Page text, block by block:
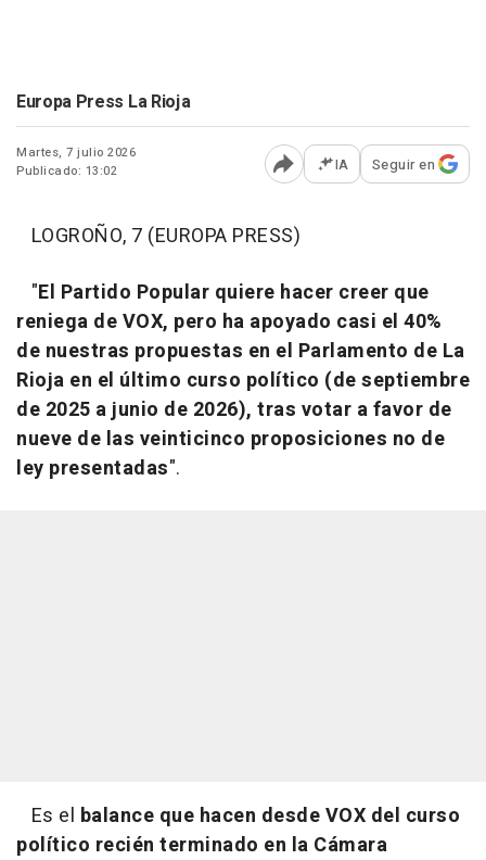
Europa Press La Rioja
Martes, 7 julio 2026
Publicado: 13:02
Abrir opciones para
IA Seguir en
LOGROÑO, 7 (EUROPA PRESS)
"El Partido Popular quiere hacer creer que
reniega de VOX, pero ha apoyado casi el 40%
de nuestras propuestas en el Parlamento de La
Rioja en el último curso político (de septiembre
de 2025 a junio de 2026), tras votar a favor de
nueve de las veinticinco proposiciones no de
ley presentadas".
Es el balance que hacen desde VOX del curso
político recién terminado en la Cámara